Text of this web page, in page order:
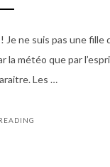
ne suis pas une
météo que par
Les …